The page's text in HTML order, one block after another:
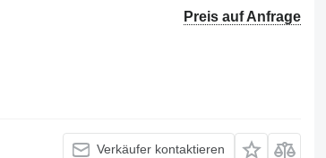
Preis auf Anfrage
Verkäufer kontaktieren